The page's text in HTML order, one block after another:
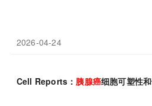
2026-04-24
Cell Reports： 胰腺癌细胞可塑性